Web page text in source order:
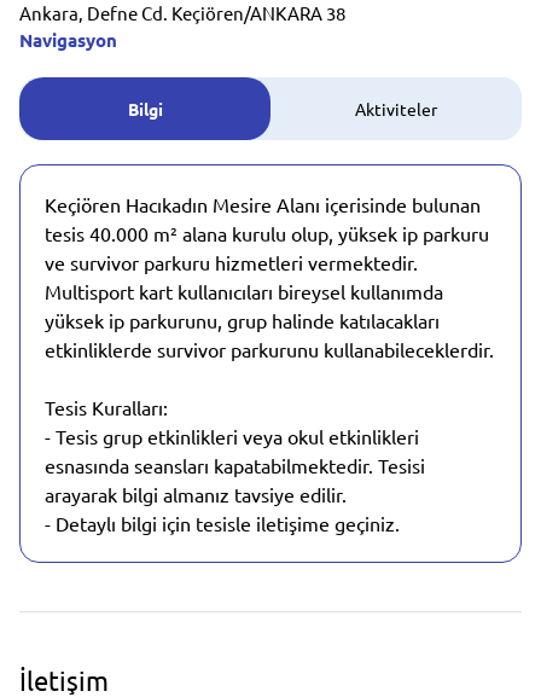
Ankara, Defne Cd. Keçiören/ANKARA 38
Navigasyon
Bilgi Aktiviteler
Keçiören Hacıkadın Mesire Alanı içerisinde bulunan
tesis 40.000 m² alana kurulu olup, yüksek ip parkuru
ve survivor parkuru hizmetleri vermektedir.
Multisport kart kullanıcıları bireysel kullanımda
yüksek ip parkurunu, grup halinde katılacakları
etkinliklerde survivor parkurunu kullanabileceklerdir.
Tesis Kuralları:
- Tesis grup etkinlikleri veya okul etkinlikleri
esnasında seansları kapatabilmektedir. Tesisi
arayarak bilgi almanız tavsiye edilir.
- Detaylı bilgi için tesisle iletişime geçiniz.
İletişim